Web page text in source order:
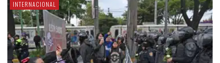
INTERNACIONAL